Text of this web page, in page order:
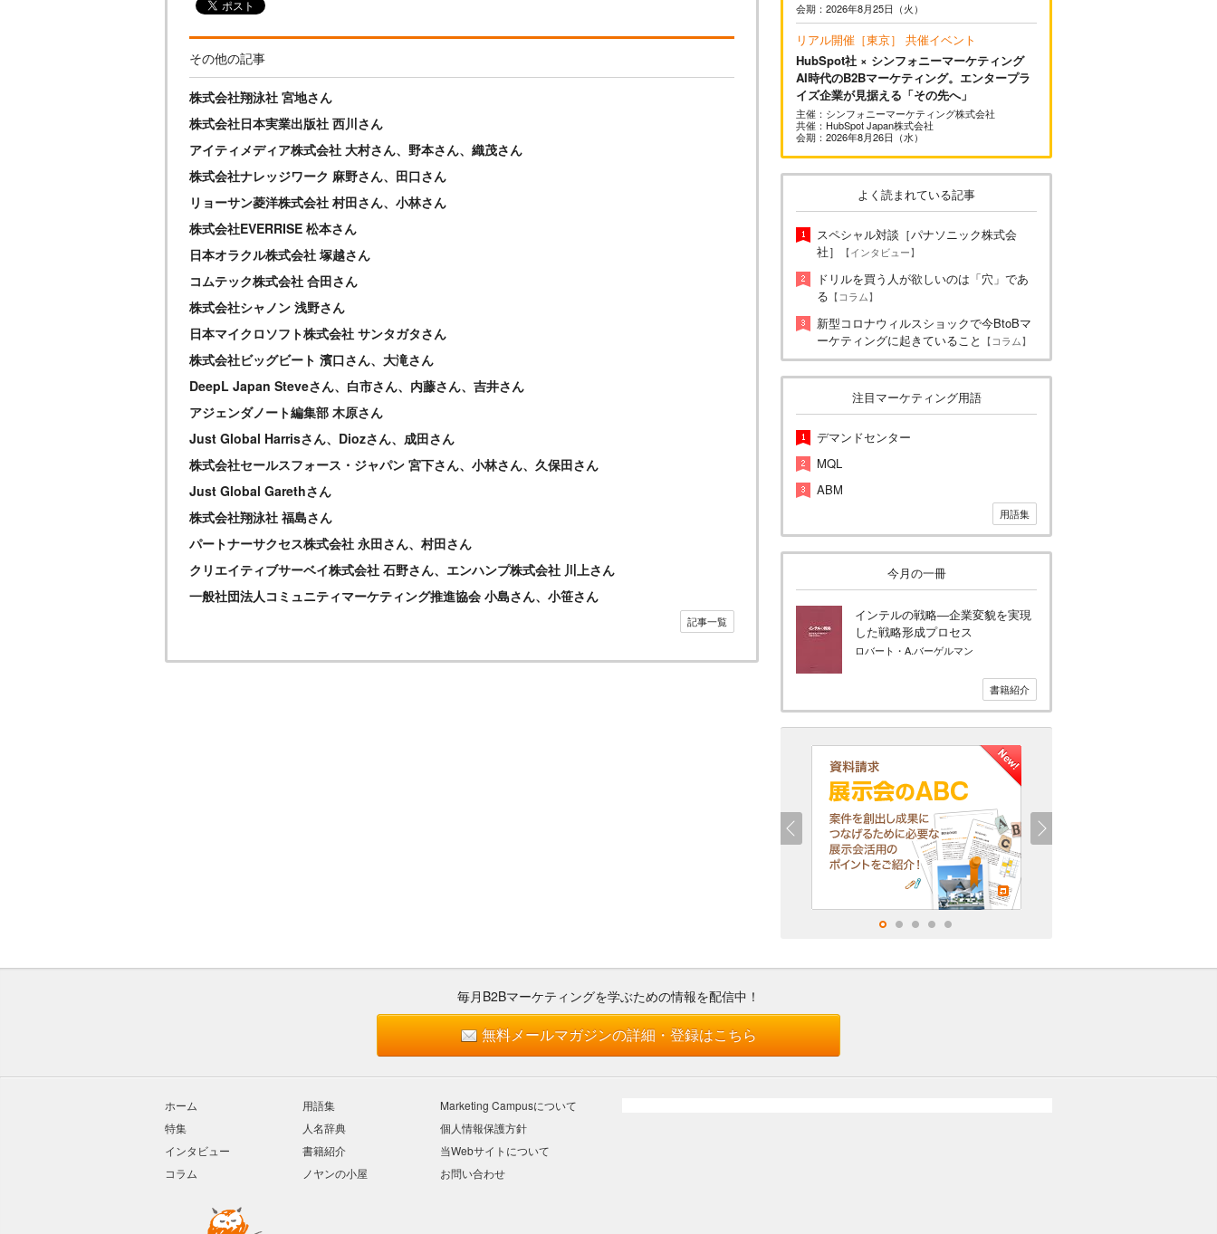
その他の記事
株式会社翔泳社 宮地さん
株式会社日本実業出版社 西川さん
アイティメディア株式会社 大村さん、野本さん、織茂さん
株式会社ナレッジワーク 麻野さん、田口さん
リョーサン菱洋株式会社 村田さん、小林さん
株式会社EVERRISE 松本さん
日本オラクル株式会社 塚越さん
コムテック株式会社 合田さん
株式会社シャノン 浅野さん
日本マイクロソフト株式会社 サンタガタさん
株式会社ビッグビート 濱口さん、大滝さん
DeepL Japan Steveさん、白市さん、内藤さん、吉井さん
アジェンダノート編集部 木原さん
Just Global Harrisさん、Diozさん、成田さん
株式会社セールスフォース・ジャパン 宮下さん、小林さん、久保田さん
Just Global Garethさん
株式会社翔泳社 福島さん
パートナーサクセス株式会社 永田さん、村田さん
クリエイティブサーベイ株式会社 石野さん、エンハンプ株式会社 川上さん
一般社団法人コミュニティマーケティング推進協会 小島さん、小笹さん
記事一覧
会期：2026年8月25日（火）
リアル開催［東京］ 共催イベント
HubSpot社 × シンフォニーマーケティング
AI時代のB2Bマーケティング。エンタープラ
イズ企業が見据える「その先へ」
主催：シンフォニーマーケティング株式会社
共催：HubSpot Japan株式会社
会期：2026年8月26日（水）
よく読まれている記事
スペシャル対談［パナソニック株式会
社］
【インタビュー】
ドリルを買う人が欲しいのは「穴」であ
る 【コラム】
新型コロナウィルスショックで今BtoBマ
ーケティングに起きていること
【コラム】
注目マーケティング用語
デマンドセンター
MQL
ABM
用語集
今月の一冊
インテルの戦略―企業変貌を実現
した戦略形成プロセス
ロバート・A.バーゲルマン
書籍紹介
毎月B2Bマーケティングを学ぶための情報を配信中！
無料メールマガジンの詳細・登録はこちら
ホーム
特集
インタビュー
コラム
用語集
人名辞典
書籍紹介
ノヤンの小屋
Marketing Campusについて
個人情報保護方針
当Webサイトについて
お問い合わせ